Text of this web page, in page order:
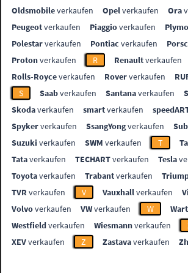
Oldsmobileverkaufen Opelverkaufen Ora
Peugeotverkaufen Piaggioverkaufen
Polestarverkaufen Pontiac verkaufen
Protonverkaufen R Renaultverkaufen
Rolls-Royceverkaufen Roververkaufen
S
Saabverkaufen Santanaverkaufen
Skodaverkaufen smartverkaufen
Spykerverkaufen SsangYongverkaufen
Suzuki verkaufen SWM verkaufen T
Tataverkaufen TECHARTverkaufen Tesla
Toyotaverkaufen Trabantverkaufen
TVR verkaufen V Vauxhallverkaufen
Volvoverkaufen VWverkaufen W
Westfieldverkaufen Wiesmannverkaufen
XEVverkaufen Z Zastavaverkaufen